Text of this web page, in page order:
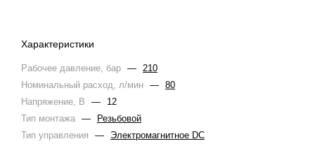
Характеристики
Рабочее давление, бар — 210
Номинальный расход, л/мин — 80
Напряжение, В
—
12
Тип монтажа —
Резьбовой
Тип управления
—
Электромагнитное DC